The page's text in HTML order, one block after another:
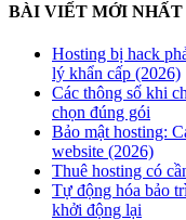
BÀI VIẾT MỚI NHẤT
Hosting bị hack
lý khẩn cấp (2026)
Các thông số khi
chọn đúng gói
Bảo mật hosting:
website (2026)
Thuê hosting có
Tự động hóa bảo
khởi động lại